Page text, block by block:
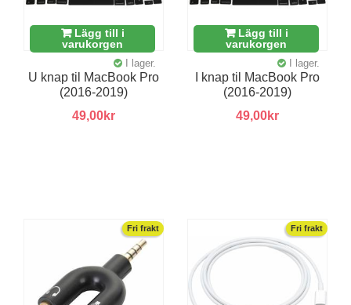
Lägg till i
varukorgen
I lager.
U knap til MacBook Pro
(2016-2019)
49,00kr
Lägg till i
varukorgen
I lager.
I knap til MacBook Pro
(2016-2019)
49,00kr
Fri frakt Fri frakt